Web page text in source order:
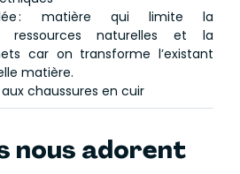
: matière qui limite la
ressources naturelles et la
car on transforme l’existant
matière.
chaussures en cuir
nous adorent